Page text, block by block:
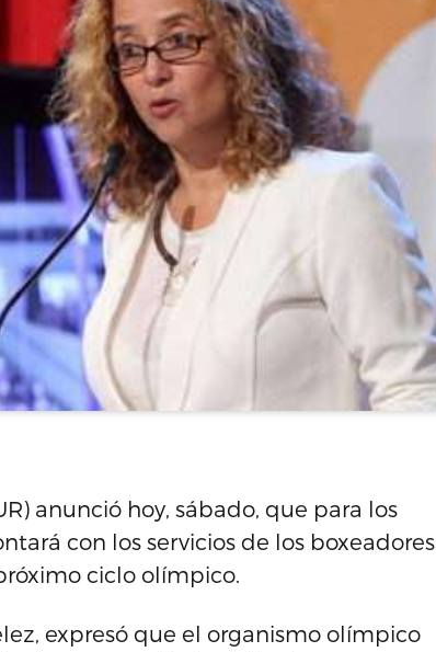
anunció hoy, sábado, que para los
con los servicios de los boxeadores
ciclo olímpico.
expresó que el organismo olímpico